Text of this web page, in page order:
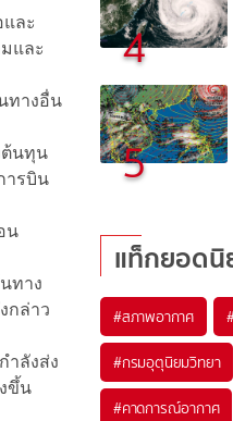
ละ
และ
ทางอื่น
ต้นทุน
ารบิน
น
ทาง
กล่าว
ำลังส่ง
ขึ้น
4
5
แท็กยอดนิ
#สภาพอากาศ
#กรมอุตุนิยมวิทยา
#คาดการณ์อากาศ